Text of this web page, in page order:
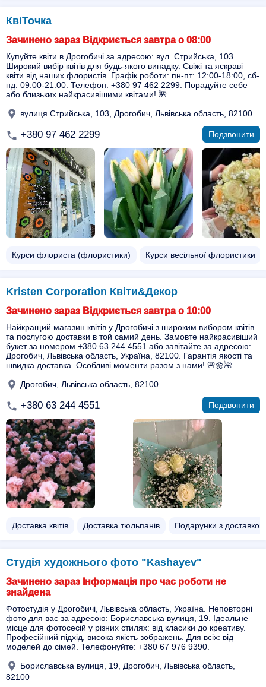
КвіТочка
Зачинено зараз Відкриється завтра о 08:00
Купуйте квіти в Дрогобичі за адресою: вул. Стрийська, 103.
Широкий вибір квітів для будь-якого випадку. Свіжі та яскраві
квіти від наших флористів. Графік роботи: пн-пт: 12:00-18:00, сб-
нд: 09:00-21:00. Телефон: +380 97 462 2299. Порадуйте себе
або близьких найкрасивішими квітами! 🌺
вулиця Стрийська, 103, Дрогобич, Львівська область, 82100
+380 97 462 2299 Подзвонити
Курси флориста (флористики) Курси весільної флористики
Kristen Corporation Квіти&Декор
Зачинено зараз Відкриється завтра о 10:00
Найкращий магазин квітів у Дрогобичі з широким вибором квітів
та послугою доставки в той самий день. Замовте найкрасивіший
букет за номером +380 63 244 4551 або завітайте за адресою:
Дрогобич, Львівська область, Україна, 82100. Гарантія якості та
швидка доставка. Особливі моменти разом з нами! 🌸🌼🌺
Дрогобич, Львівська область, 82100
+380 63 244 4551 Подзвонити
Доставка квітів Доставка тюльпанів Подарунки з доставкою
Студія художнього фото "Kashayev"
Зачинено зараз Інформація про час роботи не
знайдена
Фотостудія у Дрогобичі, Львівська область, Україна. Неповторні
фото для вас за адресою: Бориславська вулиця, 19. Ідеальне
місце для фотосесій у різних стилях: від класики до креативу.
Професійний підхід, висока якість зображень. Для всіх: від
моделей до сімей. Телефонуйте: +380 67 976 9390.
Бориславська вулиця, 19, Дрогобич, Львівська область,
82100